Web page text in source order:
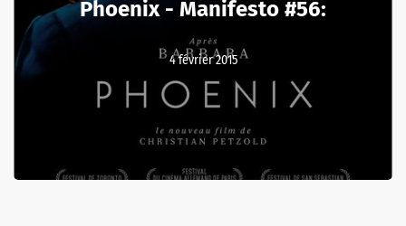
Phoenix - Manifesto #56:
4 février 2015